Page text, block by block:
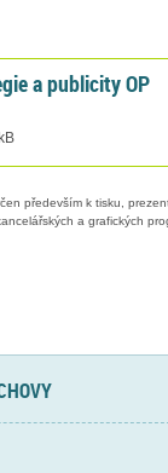
a publicity OP
především k tisku,
a grafických